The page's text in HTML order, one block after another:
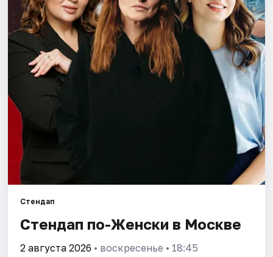
Площадки
Артисты
Рейтинги
Стендап
Стендап по-Женски в Москве
2 августа 2026 • воскресенье • 18:45